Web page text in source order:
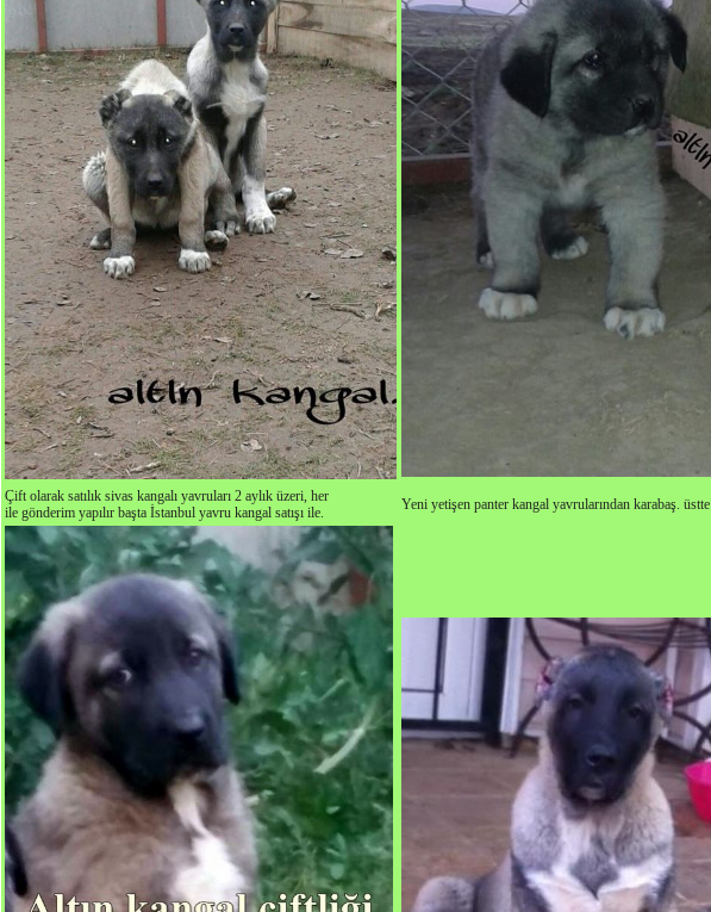
Çift olarak satılık sivas kangalı yavruları 2 aylık üzeri, her
ile gönderim yapılır başta İstanbul yavru kangal satışı ile.
Yeni yetişen panter kangal yavrularından karabaş. üstte